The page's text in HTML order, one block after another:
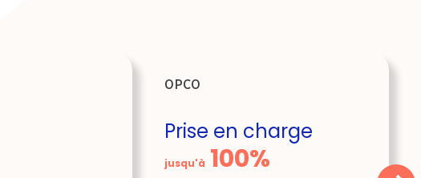
OPCO
Prise en charge
jusqu'à 100%